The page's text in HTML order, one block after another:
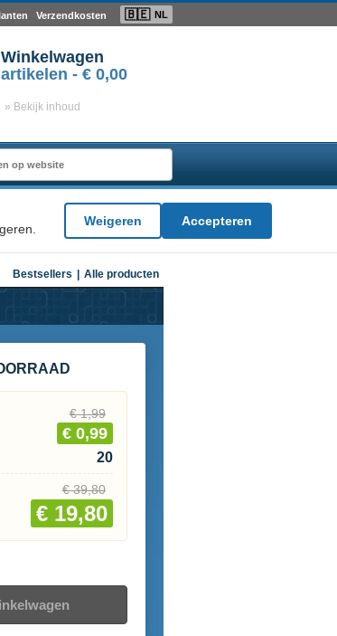
Verzendkosten 🇧🇪 NL
Winkelwagen
artikelen - € 0,00
» Bekijk inhoud
Weigeren Accepteren
Bestsellers Alle producten
€ 1,99
€ 0,99
20
€ 39,80
€ 19,80